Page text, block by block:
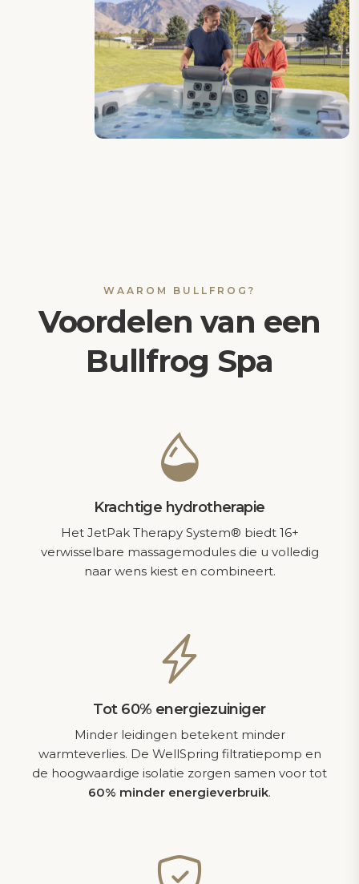
WAAROM BULLFROG?
Voordelen van een
Bullfrog Spa
Krachtige hydrotherapie
Het JetPak Therapy System® biedt 16+
verwisselbare massagemodules die u volledig
naar wens kiest en combineert.
Tot 60% energiezuiniger
Minder leidingen betekent minder
warmteverlies. De WellSpring filtratiepomp en
de hoogwaardige isolatie zorgen samen voor tot
60% minder energieverbruik.